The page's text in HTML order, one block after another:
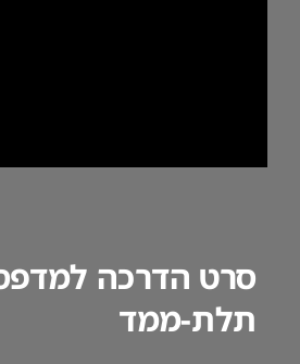
סרט הדרכה
תלת-ממד